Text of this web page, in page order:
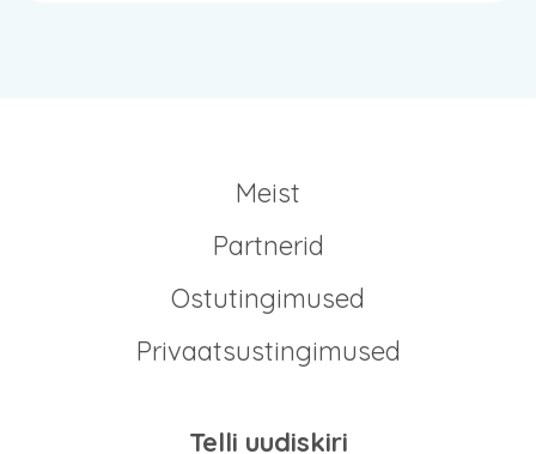
Meist
Partnerid
Ostutingimused
Privaatsustingimused
Telli uudiskiri